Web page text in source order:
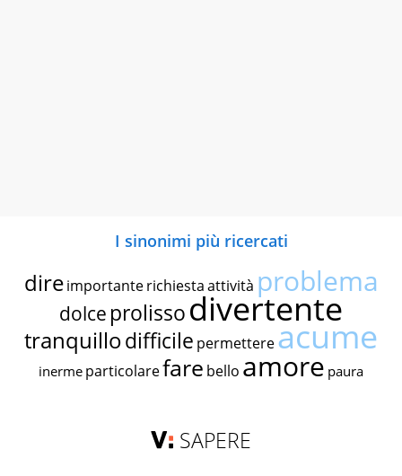
I sinonimi più ricercati
dire importante richiestaattività problema
dolce prolissodivertente
tranquillodifficile permettereacume
inerme particolarefare bello amore paura
SAPERE